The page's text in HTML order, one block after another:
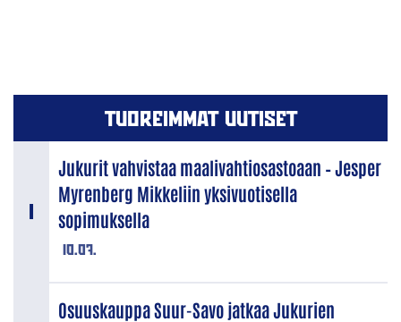
TUOREIMMAT UUTISET
10.07.
Jukurit vahvistaa maalivahtiosastoaan – Jesper
Myrenberg Mikkeliin yksivuotisella
sopimuksella
Osuuskauppa Suur-Savo jatkaa Jukurien